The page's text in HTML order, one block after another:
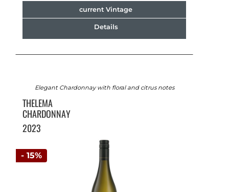
current Vintage
Details
- 15%
Elegant Chardonnay with floral and citrus notes
THELEMA
CHARDONNAY
2023